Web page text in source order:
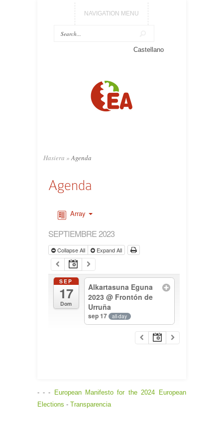
NAVIGATION MENU
Castellano
Hasiera » Agenda
Agenda
Array
SEPTIEMBRE 2023
Collapse All Expand All
SEP
17
Dom
Alkartasuna Eguna
2023@ Frontón de
Urruña
sep 17 all-day
- - - European Manifesto for the 2024 European
Elections - Transparencia